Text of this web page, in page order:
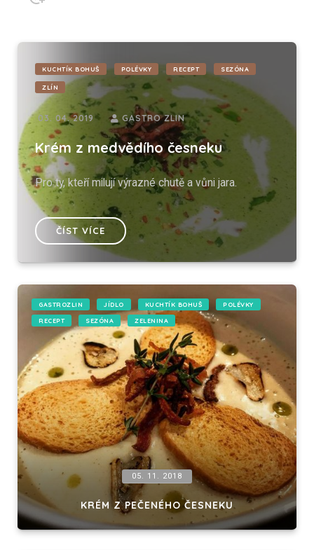
KUCHTÍK BOHUŠ POLÉVKY RECEPT SEZÓNA
ZLÍN
03. 04. 2019 GASTRO ZLIN
Krém z medvědího česneku
Pro ty, kteří milují výrazné chutě a vůni jara.
ČÍST VÍCE
GASTROZLIN JÍDLO KUCHTÍK BOHUŠ POLÉVKY
RECEPT SEZÓNA ZELENINA
05. 11. 2018
KRÉM Z PEČENÉHO ČESNEKU